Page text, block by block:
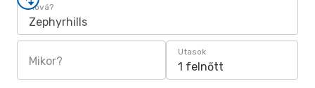
Hová?
Zephyrhills
Mikor?
Utasok
1 felnőtt